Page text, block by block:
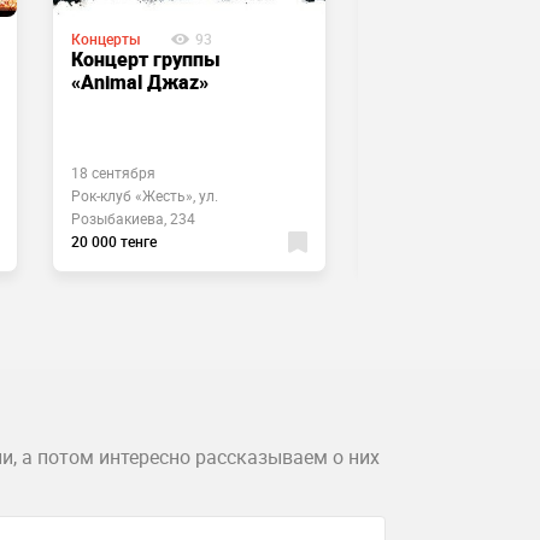
Концерты 93
Концерт группы
«Animal Джаz»
18 сентября
Рок-клуб «Жесть», ул.
Розыбакиева, 234
20 000 тенге
а потом интересно рассказываем о них